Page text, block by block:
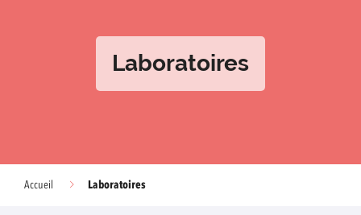
Laboratoires
Accueil Laboratoires